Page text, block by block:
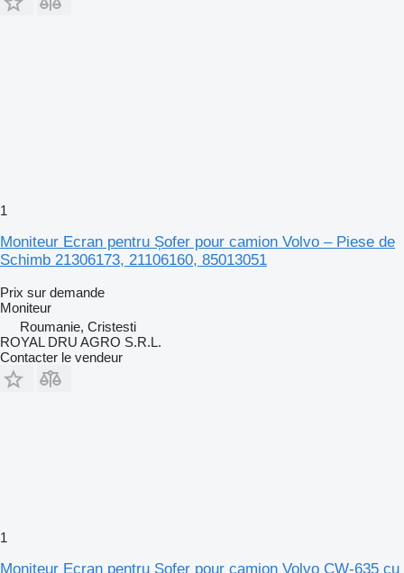
1
Moniteur Ecran pentru Șofer pour camion Volvo – Piese de
Schimb 21306173, 21106160, 85013051
Prix sur demande
Moniteur
Roumanie, Cristesti
ROYAL DRU AGRO S.R.L.
Contacter le vendeur
1
Moniteur Ecran pentru Șofer pour camion Volvo CW-635 cu